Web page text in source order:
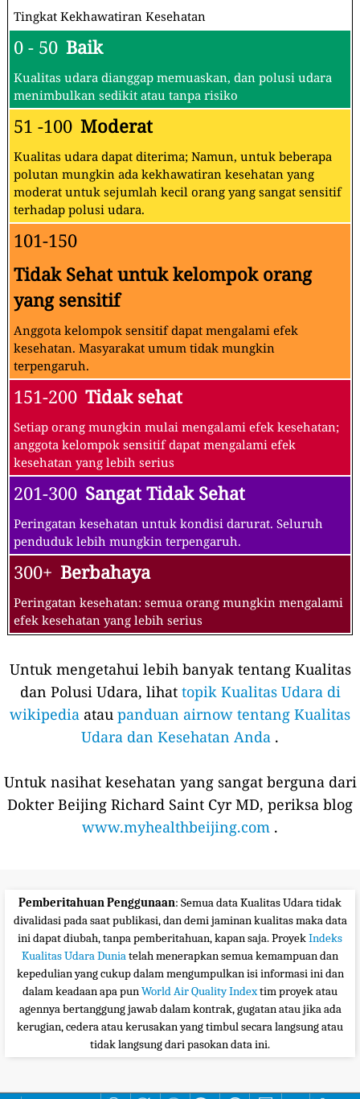
Tingkat Kekhawatiran Kesehatan
0 - 50 Baik
Kualitas udara dianggap memuaskan, dan polusi udara
menimbulkan sedikit atau tanpa risiko
51 -100 Moderat
Kualitas udara dapat diterima; Namun, untuk beberapa
polutan mungkin ada kekhawatiran kesehatan yang
moderat untuk sejumlah kecil orang yang sangat sensitif
terhadap polusi udara.
101-150
Tidak Sehat untuk kelompok orang
yang sensitif
Anggota kelompok sensitif dapat mengalami efek
kesehatan. Masyarakat umum tidak mungkin
terpengaruh.
151-200 Tidak sehat
Setiap orang mungkin mulai mengalami efek kesehatan;
anggota kelompok sensitif dapat mengalami efek
kesehatan yang lebih serius
201-300 Sangat Tidak Sehat
Peringatan kesehatan untuk kondisi darurat. Seluruh
penduduk lebih mungkin terpengaruh.
300+ Berbahaya
Peringatan kesehatan: semua orang mungkin mengalami
efek kesehatan yang lebih serius
Untuk mengetahui lebih banyak tentang Kualitas
dan Polusi Udara, lihat topik Kualitas Udara di
wikipedia atau panduan airnow tentang Kualitas
Udara dan Kesehatan Anda .
Untuk nasihat kesehatan yang sangat berguna dari
Dokter Beijing Richard Saint Cyr MD, periksa blog
www.myhealthbeijing.com .
Pemberitahuan Penggunaan: Semua data Kualitas Udara tidak
divalidasi pada saat publikasi, dan demi jaminan kualitas maka data
ini dapat diubah, tanpa pemberitahuan, kapan saja. ProyekIndeks
Kualitas Udara Duniatelah menerapkan semua kemampuan dan
kepedulian yang cukup dalam mengumpulkan isi informasi ini dan
dalam keadaan apa punWorld Air Quality Indextim proyek atau
agennya bertanggung jawab dalam kontrak, gugatan atau jika ada
kerugian, cedera atau kerusakan yang timbul secara langsung atau
tidak langsung dari pasokan data ini.